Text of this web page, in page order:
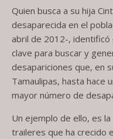
Quien busca a su hija
desaparecida en el
abril de 2012-,
clave para buscar y
desapariciones que, en
Tamaulipas, hasta hace
mayor número de
Un ejemplo de ello, es
traileres que ha crecido